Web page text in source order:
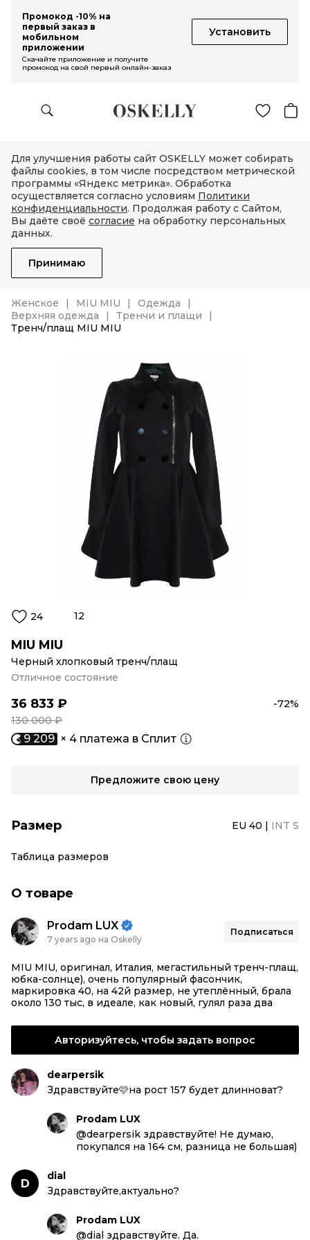
Промокод -10% на
первый заказ в
мобильном
приложении
Установить
Скачайте приложение и получите
промокод на свой первый онлайн-заказ
Для улучшения работы сайт OSKELLY может собирать
файлы cookies, в том числе посредством метрической
программы «Яндекс метрика». Обработка
осуществляется согласно условиям Политики
конфиденциальности. Продолжая работу с Сайтом,
Вы даёте своё согласие на обработку персональных
данных.
Принимаю
Женское MIU MIU
Одежда
Верхняя одежда
Тренчи и плащи
Тренч/плащ MIU MIU
24 12
MIU MIU
Черный хлопковый тренч/плащ
Отличное состояние
36 833 ₽
-72%
130 000 ₽
9 209 × 4 платежа в Сплит
Предложите свою цену
Размер EU 40 | INT S
Таблица размеров
О товаре
Prodam LUX
7 years ago на Oskelly
Подписаться
MIU MIU, оригинал, Италия, мегастильный тренч-плащ,
юбка-солнце), очень популярный фасончик,
маркировка 40, на 42й размер, не утеплённый, брала
около 130 тыс, в идеале, как новый, гулял раза два
Авторизуйтесь, чтобы задать вопрос
dearpersik
Здравствуйте🩷на рост 157 будет длинноват?
Prodam LUX
@dearpersik здравствуйте! Не думаю,
покупался на 164 см, разница не большая)
D
dial
Здравствуйте,актуально?
Prodam LUX
@dial здравствуйте. Да.